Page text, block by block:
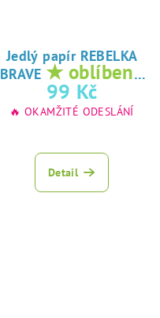
Jedlý papír REBELKA
BRAVE ★ oblíbený
tisk na jedlý
papír
99 Kč
🔥 OKAMŽITÉ ODESLÁNÍ
Detail